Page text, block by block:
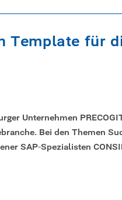
Template für
Unternehmen
Bei den Themen
SAP-Spezialisten